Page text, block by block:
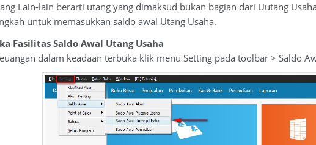
Lain-lain berarti utang yang dimaksud bukan bagian dari Uutang
untuk memasukkan saldo awal Utang Usaha.
Fasilitas Saldo Awal Utang Usaha
dalam keadaan terbuka klik menu Setting pada toolbar > Saldo